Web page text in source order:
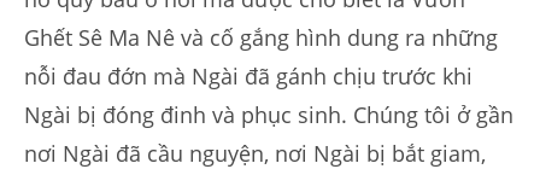
Ghết Sê Ma Nê và cố gắng hình dung ra những
nỗi đau đớn mà Ngài đã gánh chịu trước khi
Ngài bị đóng đinh và phục sinh. Chúng tôi ở gần
nơi Ngài đã cầu nguyện, nơi Ngài bị bắt giam,